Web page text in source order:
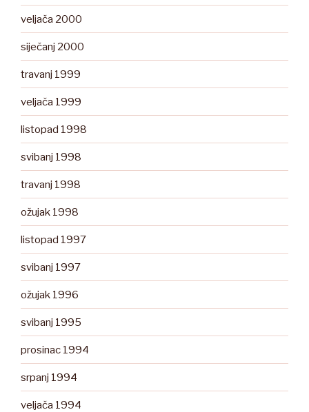
veljača 2000
siječanj 2000
travanj 1999
veljača 1999
listopad 1998
svibanj 1998
travanj 1998
ožujak 1998
listopad 1997
svibanj 1997
ožujak 1996
svibanj 1995
prosinac 1994
srpanj 1994
veljača 1994